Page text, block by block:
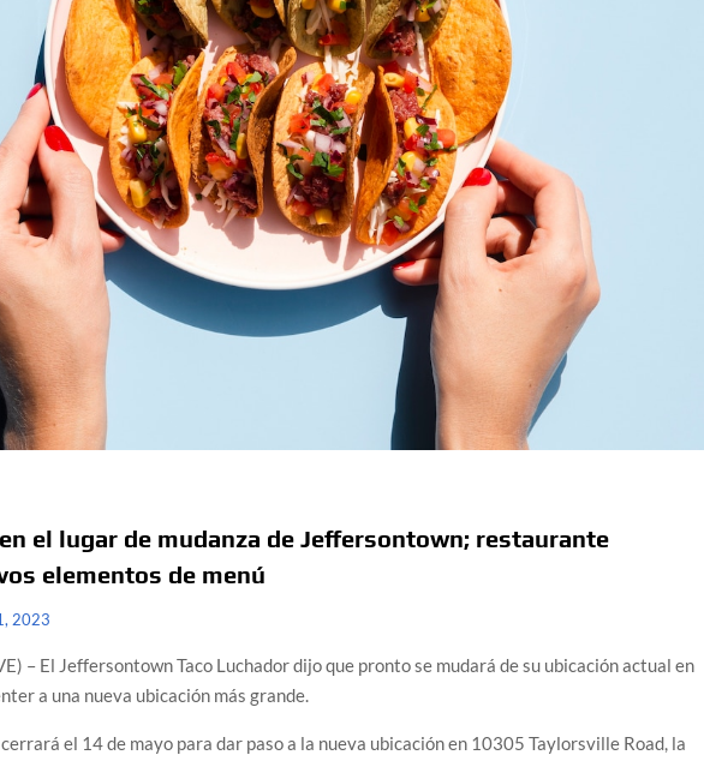
el lugar de mudanza de Jeffersontown; restaurante
elementos de menú
2023
– El Jeffersontown Taco Luchador dijo que pronto se mudará de su ubicación actual en
a una nueva ubicación más grande.
el 14 de mayo para dar paso a la nueva ubicación en 10305 Taylorsville Road, la